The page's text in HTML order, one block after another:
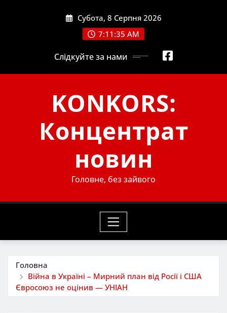
Субота, 8 Серпня 2026
7:11:37 AM
Слідкуйте за нами
KONKORS:
Концентрат
новин
Головне, без зайвого
Головна
Війна в Україні – Мирний план від Росії і США
Євросоюз не оцінив — УНІАН